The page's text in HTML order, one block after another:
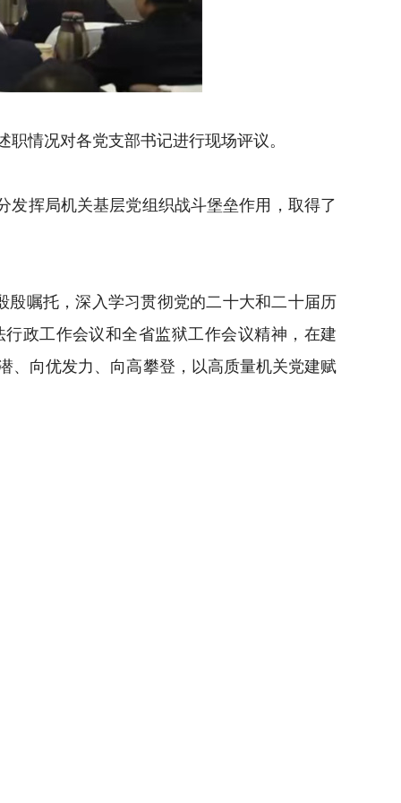
情况对各党支部书记进行现场评议。
挥局机关基层党组织战斗堡垒作用，取得了
嘱托，深入学习贯彻党的二十大和二十届历
政工作会议和全省监狱工作会议精神，在建
、向优发力、向高攀登，以高质量机关党建赋